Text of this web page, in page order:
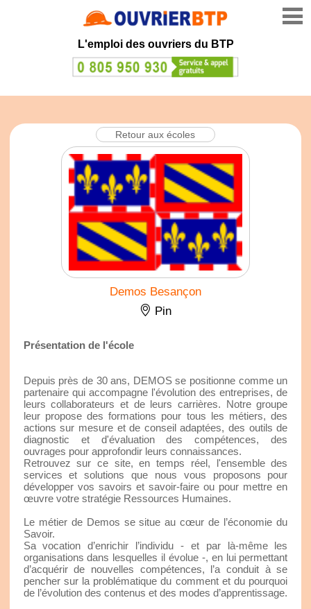
L'emploi des ouvriers du BTP
Retour aux écoles
Demos Besançon
Pin
Présentation de l'école
Depuis près de 30 ans, DEMOS se positionne comme un
partenaire qui accompagne l'évolution des entreprises, de
leurs collaborateurs et de leurs carrières. Notre groupe
leur propose des formations pour tous les métiers, des
actions sur mesure et de conseil adaptées, des outils de
diagnostic et d'évaluation des compétences, des
ouvrages pour approfondir leurs connaissances.
Retrouvez sur ce site, en temps réel, l'ensemble des
services et solutions que nous vous proposons pour
développer vos savoirs et savoir-faire ou pour mettre en
œuvre votre stratégie Ressources Humaines.
Le métier de Demos se situe au cœur de l’économie du
Savoir.
Sa vocation d’enrichir l’individu - et par là-même les
organisations dans lesquelles il évolue -, en lui permettant
d’acquérir de nouvelles compétences, l’a conduit à se
pencher sur la problématique du comment et du pourquoi
de l’évolution des contenus et des modes d’apprentissage.